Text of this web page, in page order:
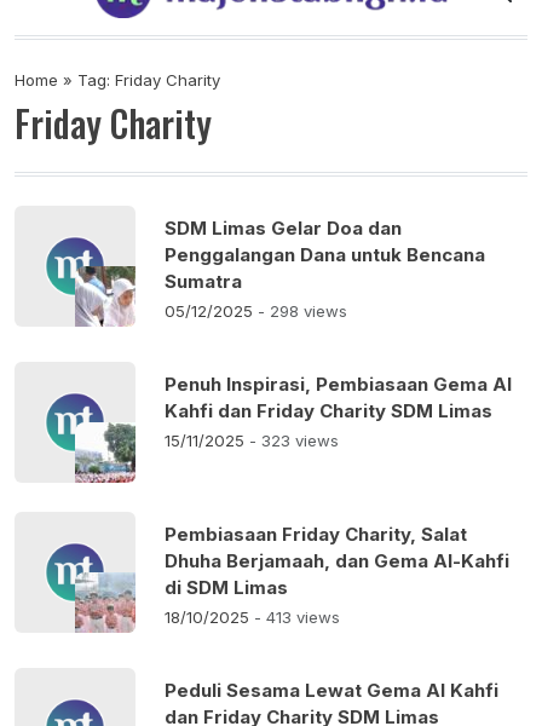
Majelis Tabligh Muhammadiyah
Syiar Dakwah Islam Berkemajuan dan
Home » Tag: Friday Charity
Friday Charity
SDM Limas Gelar Doa dan
Penggalangan Dana untuk Bencana
Sumatra
05/12/2025 - 298 views
Penuh Inspirasi, Pembiasaan Gema Al
Kahfi dan Friday Charity SDM Limas
15/11/2025 - 323 views
Pembiasaan Friday Charity, Salat
Dhuha Berjamaah, dan Gema Al-Kahfi
di SDM Limas
18/10/2025 - 413 views
Peduli Sesama Lewat Gema Al Kahfi
dan Friday Charity SDM Limas